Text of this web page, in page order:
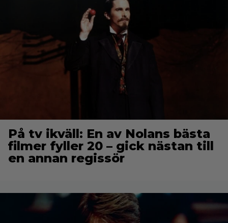
På tv ikväll: En av Nolans bästa
filmer fyller 20 – gick nästan till
en annan regissör